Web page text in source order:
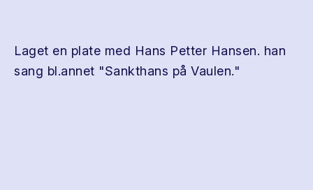
Laget en plate med Hans Petter Hansen. han
sang bl.annet "Sankthans på Vaulen."